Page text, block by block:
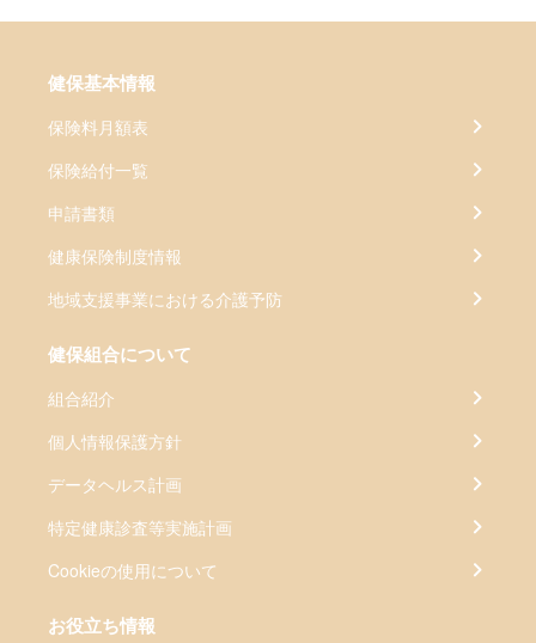
健保基本情報
保険料月額表
保険給付一覧
申請書類
健康保険制度情報
地域支援事業における介護予防
健保組合について
組合紹介
個人情報保護方針
データヘルス計画
特定健康診査等実施計画
Cookieの使用について
お役立ち情報